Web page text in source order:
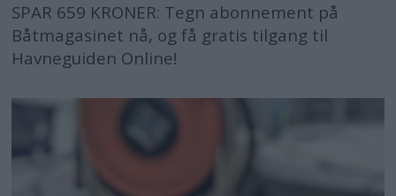
SPAR 659 KRONER: Tegn abonnement på
Båtmagasinet nå, og få gratis tilgang til
Havneguiden Online!